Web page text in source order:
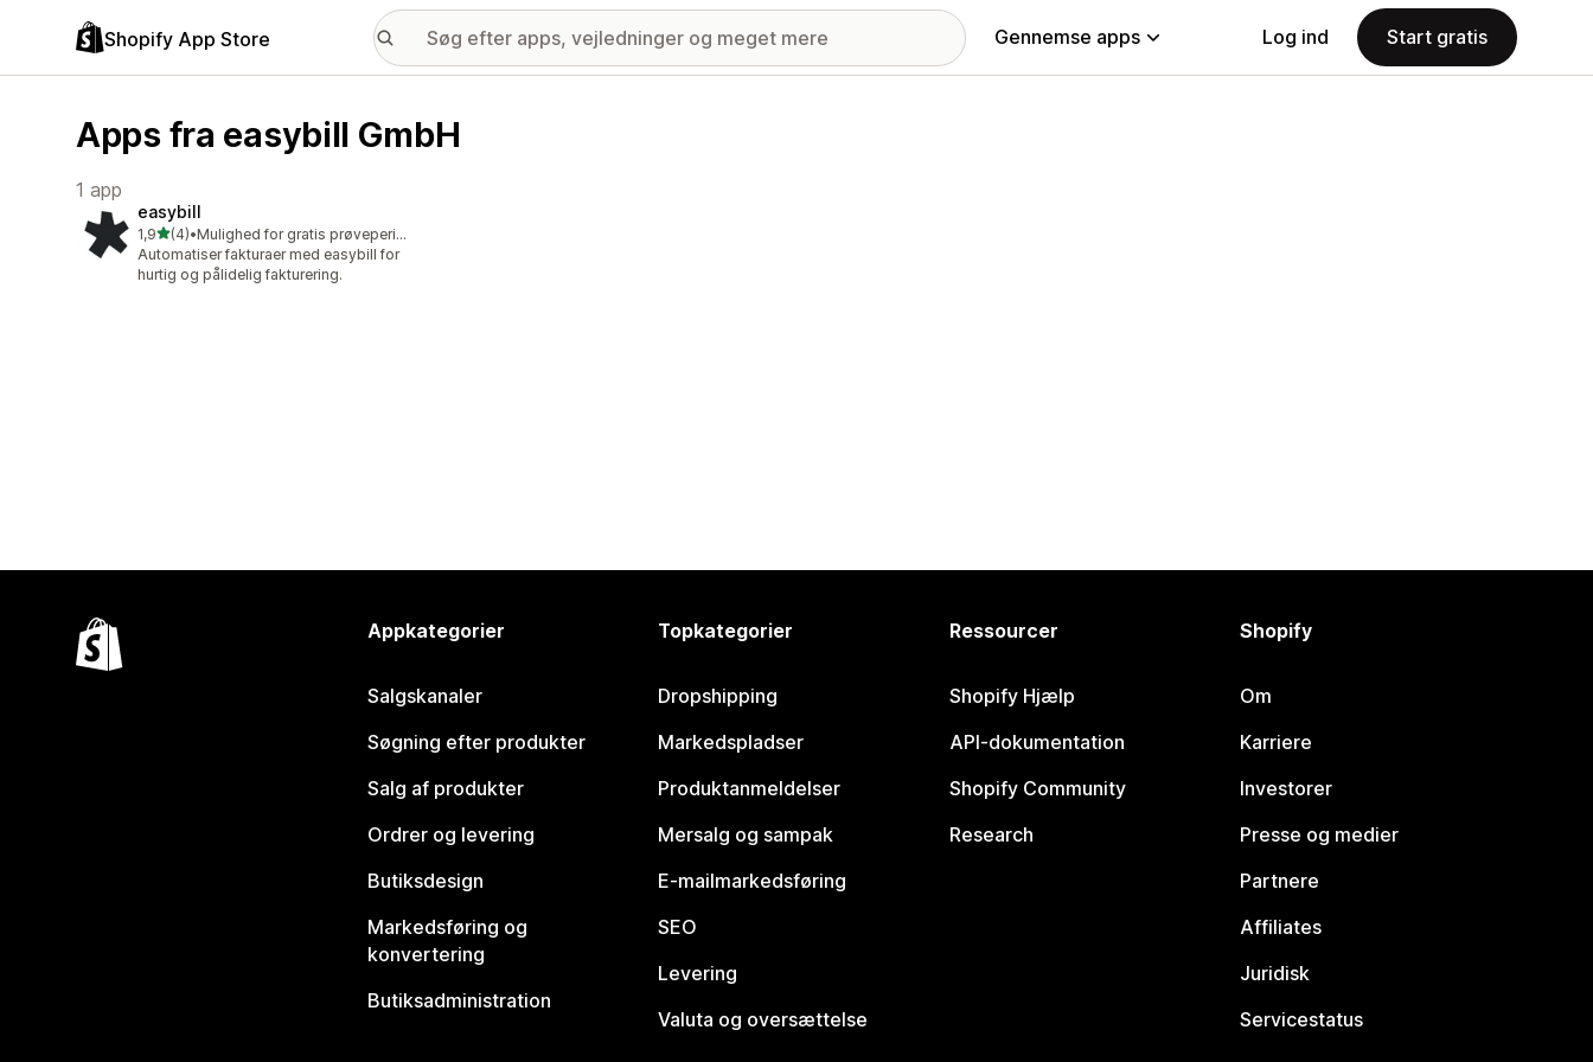
Shopify App Store Gennemse apps Log ind Start gratis
Apps fra easybill GmbH
1 app
easybill
1,9ud af 5 stjerner
(4)
4 anmeldelser i alt
•
Mulighed for gratis prøveperiode
Automatiser fakturaer med easybill for
hurtig og pålidelig fakturering.
Appkategorier
Salgskanaler
Søgning efter produkter
Salg af produkter
Ordrer og levering
Butiksdesign
Markedsføring og
konvertering
Butiksadministration
Topkategorier
Dropshipping
Markedspladser
Produktanmeldelser
Mersalg og sampak
E-mailmarkedsføring
SEO
Levering
Valuta og oversættelse
Ressourcer
Shopify Hjælp
API-dokumentation
Shopify Community
Research
Shopify
Om
Karriere
Investorer
Presse og medier
Partnere
Affiliates
Juridisk
Servicestatus